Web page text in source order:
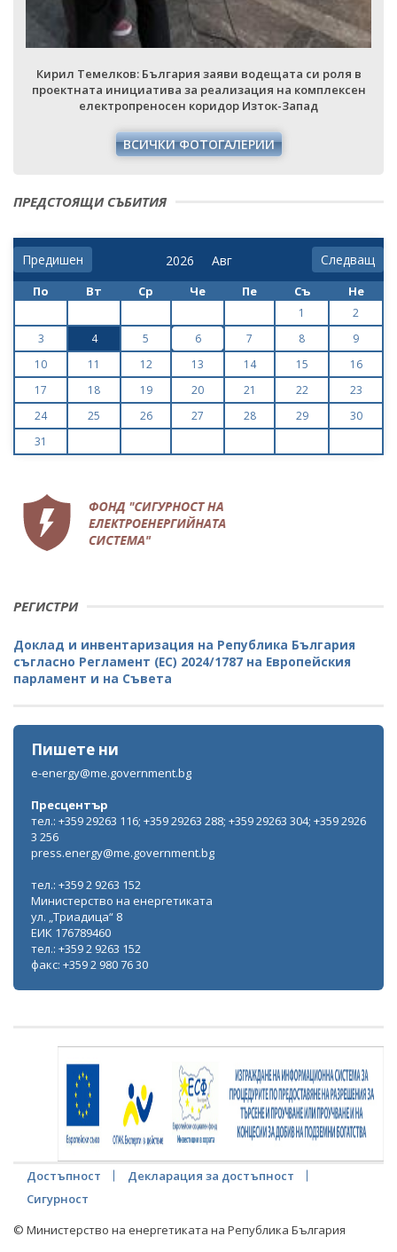
Кирил Темелков: България заяви водещата си роля в
проектната инициатива за реализация на комплексен
електропреносен коридор Изток-Запад
ВСИЧКИ ФОТОГАЛЕРИИ
ПРЕДСТОЯЩИ СЪБИТИЯ
Предишен Следващ
По Вт Ср Че Пе Съ Не
1
2
3
4 5 6 7 8
9
10
11 12 13 14 15
16
17
18 19 20 21 22
23
24
25 26 27 28 29
30
31
РЕГИСТРИ
Доклад и инвентаризация на Република България
съгласно Регламент (ЕС) 2024/1787 на Европейския
парламент и на Съвета
Пишете ни
e-energy@me.government.bg
Пресцентър
тел.: +359 29263 116; +359 29263 288; +359 29263 304; +359 2926
3 256
press.energy@me.government.bg
тел.: +359 2 9263 152
Министерство на енергетиката
ул. „Триадица“ 8
ЕИК 176789460
тел.: +359 2 9263 152
факс: +359 2 980 76 30
Достъпност
Декларация за достъпност
Сигурност
© Министерство на енергетиката на Република България